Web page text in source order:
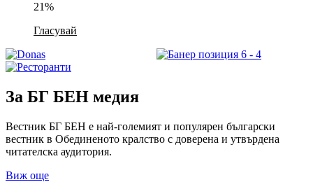
21%
Гласувай
За БГ БЕН медия
Вестник БГ БЕН е най-големият и популярен български
вестник в Обединеното кралство с доверена и утвърдена
читателска аудитория.
Виж още